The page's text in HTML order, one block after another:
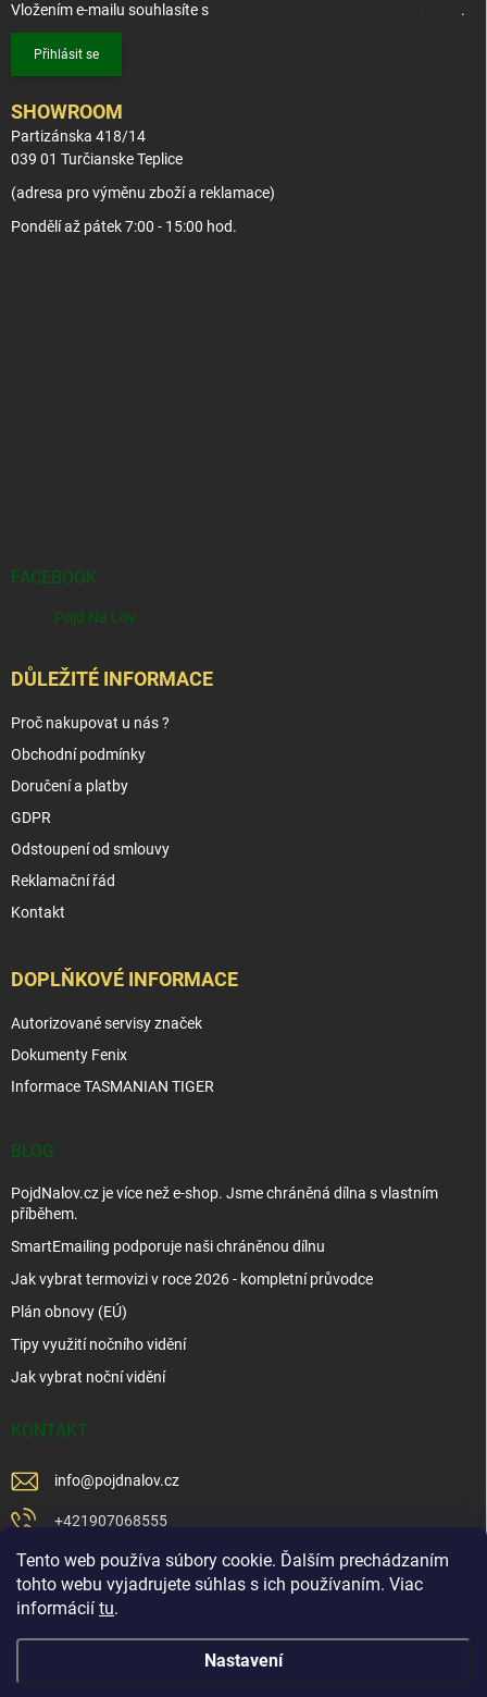
Tento web používa súbory cookie. Ďalším prechádzaním
tohto webu vyjadrujete súhlas s ich používaním. Viac
informácií tu.
Nastavení
Vložením e-mailu souhlasíte s .
Přihlásit se
SHOWROOM
Partizánska 418/14
039 01 Turčianske Teplice
(adresa pro výměnu zboží a reklamace)
Pondělí až pátek 7:00 - 15:00 hod.
FACEBOOK
Pojd Na Lov
DŮLEŽITÉ INFORMACE
Proč nakupovat u nás ?
Obchodní podmínky
Doručení a platby
GDPR
Odstoupení od smlouvy
Reklamační řád
Kontakt
DOPLŇKOVÉ INFORMACE
Autorizované servisy značek
Dokumenty Fenix
Informace TASMANIAN TIGER
BLOG
PojdNalov.cz je více než e-shop. Jsme chráněná dílna s vlastním
příběhem.
SmartEmailing podporuje naši chráněnou dílnu
Jak vybrat termovizi v roce 2026 - kompletní průvodce
Plán obnovy (EÚ)
Tipy využití nočního vidění
Jak vybrat noční vidění
KONTAKT
info@pojdnalov.cz
+421907068555
+421902479599
https://www.facebook.com/www.podnalov.sk
podnalov